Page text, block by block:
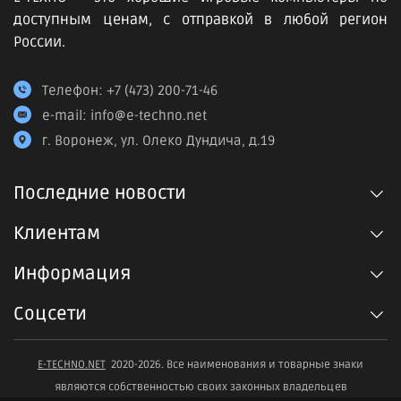
доступным ценам, с отправкой в любой регион
России.
Телефон: +7 (473) 200-71-46
e-mail: info@e-techno.net
г. Воронеж, ул. Олеко Дундича, д.19
Последние новости
Клиентам
Информация
Соцсети
E-TECHNO.NET 2020-2026. Все наименования и товарные знаки
являются собственностью своих законных владельцев